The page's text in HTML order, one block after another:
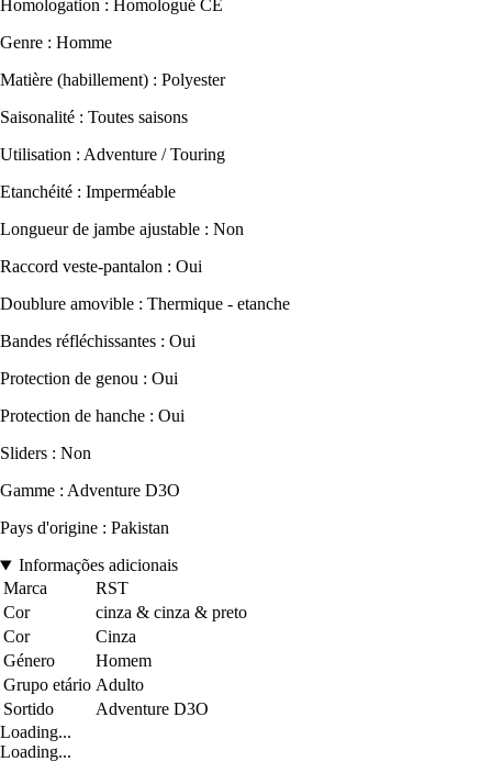
Homologation : Homologué CE
Genre : Homme
Matière (habillement) : Polyester
Saisonalité : Toutes saisons
Utilisation : Adventure / Touring
Etanchéité : Imperméable
Longueur de jambe ajustable : Non
Raccord veste-pantalon : Oui
Doublure amovible : Thermique - etanche
Bandes réfléchissantes : Oui
Protection de genou : Oui
Protection de hanche : Oui
Sliders : Non
Gamme : Adventure D3O
Pays d'origine : Pakistan
Informações adicionais
Marca
RST
Cor
cinza & cinza & preto
Cor
Cinza
Género
Homem
Grupo etário Adulto
Sortido
Adventure D3O
Loading...
Loading...